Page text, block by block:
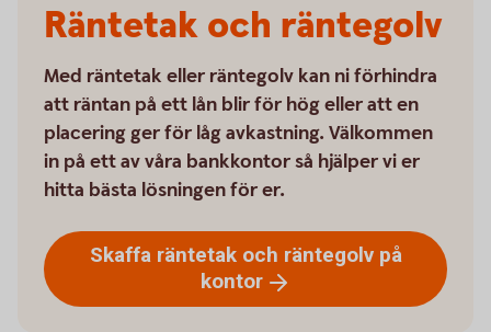
Räntetak och räntegolv
Med räntetak eller räntegolv kan ni förhindra
att räntan på ett lån blir för hög eller att en
placering ger för låg avkastning. Välkommen
in på ett av våra bankkontor så hjälper vi er
hitta bästa lösningen för er.
Skaffa räntetak och räntegolv på
kontor